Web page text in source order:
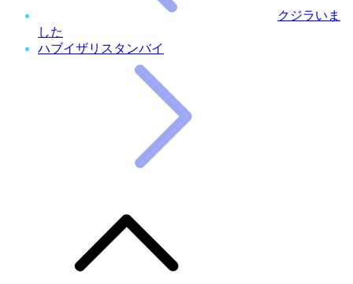
クジラいま
した
ハブイザリスタンバイ